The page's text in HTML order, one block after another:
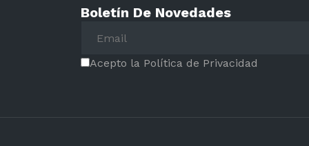
Boletín De Novedades
Acepto la Política de Privacidad